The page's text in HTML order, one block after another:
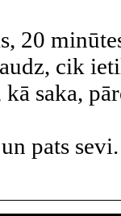
20
cik
saka,
pats sevi.